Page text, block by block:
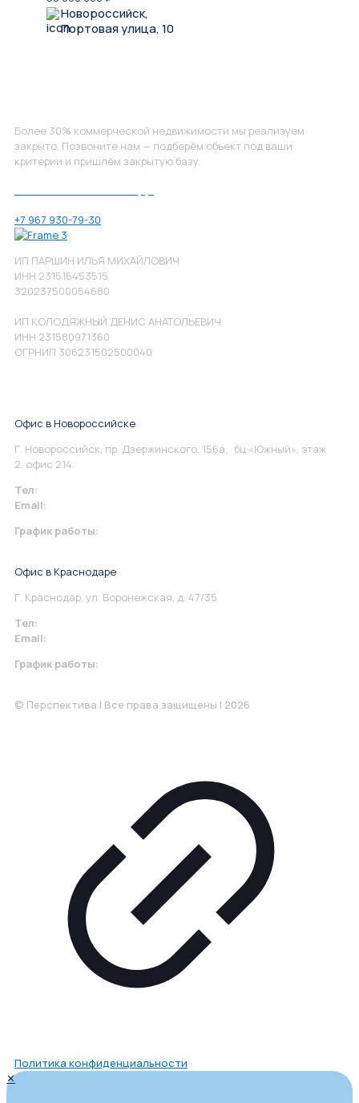
Новороссийск,
Портовая улица, 10
Более 30% коммерческой недвижимости мы реализуем
закрыто. Позвоните нам — подберём объект под ваши
критерии и пришлём закрытую базу.
+7 967 930-79-30
ИП ПАРШИН ИЛЬЯ МИХАЙЛОВИЧ
ИНН 231516453515
320237500054680
ИП КОЛОДЯЖНЫЙ ДЕНИС АНАТОЛЬЕВИЧ
ИНН 231580971360
ОГРНИП 306231502500040
Офис в Новороссийске
Г. Новороссийск, пр. Дзержинского, 156а, бц «Южный», этаж
2, офис 214.
Тел:
Email:
График работы:
Офис в Краснодаре
Г. Краснодар, ул. Воронежская, д. 47/35
Тел:
Email:
График работы:
© Перспектива | Все права защищены | 2026
Политика конфиденциальности
✕